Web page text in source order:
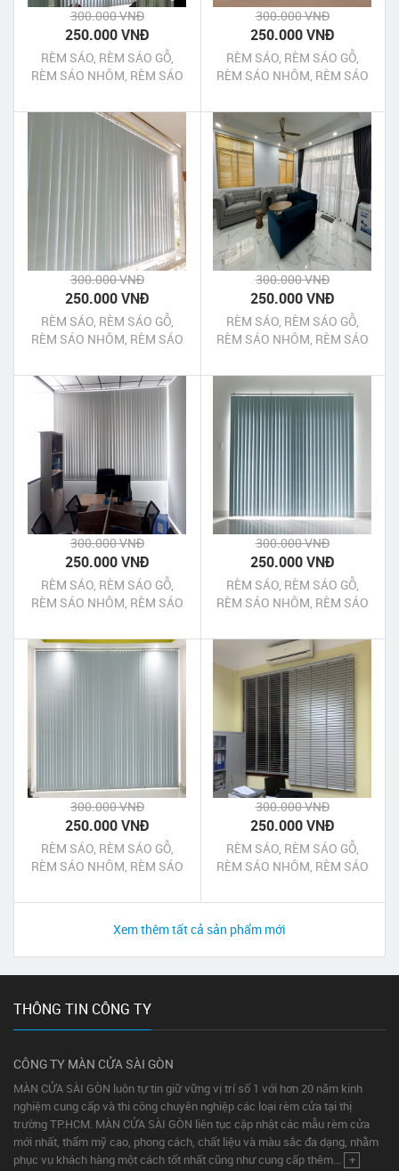
300.000 VNĐ
250.000 VNĐ
RÈM SÁO, RÈM SÁO GỖ,
RÈM SÁO NHÔM, RÈM SÁO
300.000 VNĐ
250.000 VNĐ
RÈM SÁO, RÈM SÁO GỖ,
RÈM SÁO NHÔM, RÈM SÁO
300.000 VNĐ
250.000 VNĐ
RÈM SÁO, RÈM SÁO GỖ,
RÈM SÁO NHÔM, RÈM SÁO
300.000 VNĐ
250.000 VNĐ
RÈM SÁO, RÈM SÁO GỖ,
RÈM SÁO NHÔM, RÈM SÁO
300.000 VNĐ
250.000 VNĐ
RÈM SÁO, RÈM SÁO GỖ,
RÈM SÁO NHÔM, RÈM SÁO
300.000 VNĐ
250.000 VNĐ
RÈM SÁO, RÈM SÁO GỖ,
RÈM SÁO NHÔM, RÈM SÁO
300.000 VNĐ
250.000 VNĐ
RÈM SÁO, RÈM SÁO GỖ,
RÈM SÁO NHÔM, RÈM SÁO
300.000 VNĐ
250.000 VNĐ
RÈM SÁO, RÈM SÁO GỖ,
RÈM SÁO NHÔM, RÈM SÁO
Xem thêm tất cả sản phẩm mới
THÔNG TIN CÔNG TY
CÔNG TY MÀN CỬA SÀI GÒN
MÀN CỬA SÀI GÒN luôn tự tin giữ vững vị trí số 1 với hơn 20 năm kinh
nghiệm cung cấp và thi công chuyên nghiệp các loại rèm cửa tại thị
trường TP.HCM. MÀN CỬA SÀI GÒN liên tục cập nhật các mẫu rèm cửa
mới nhất, thẩm mỹ cao, phong cách, chất liệu và màu sắc đa dạng, nhằm
phục vụ khách hàng một cách tốt nhất cũng như cung cấp thêm...
+